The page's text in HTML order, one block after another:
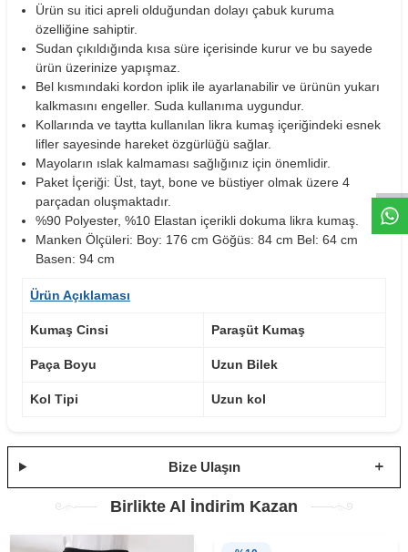
Ürün su itici apreli olduğundan dolayı çabuk kuruma
özelliğine sahiptir.
Sudan çıkıldığında kısa süre içerisinde kurur ve bu sayede
ürün üzerinize yapışmaz.
Bel kısmındaki kordon iplik ile ayarlanabilir ve ürünün yukarı
kalkmasını engeller. Suda kullanıma uygundur.
Kollarında ve taytta kullanılan likra kumaş içeriğindeki esnek
lifler sayesinde hareket özgürlüğü sağlar.
Mayoların ıslak kalmaması sağlığınız için önemlidir.
Paket İçeriği: Üst, tayt, bone ve büstiyer olmak üzere 4
parçadan oluşmaktadır.
%90 Polyester, %10 Elastan içerikli dokuma likra kumaş.
Manken Ölçüleri: Boy: 176 cm Göğüs: 84 cm Bel: 64 cm
Basen: 94 cm
Ürün Açıklaması
Kumaş Cinsi Paraşüt Kumaş
Paça Boyu Uzun Bilek
Kol Tipi Uzun kol
Bize Ulaşın
Birlikte Al İndirim Kazan